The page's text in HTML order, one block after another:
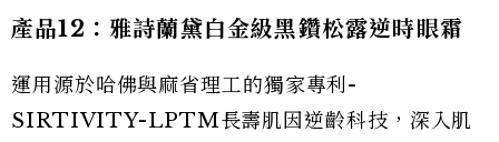
產品12：雅詩蘭黛白金級黑鑽松露逆時眼霜
運用源於哈佛與麻省理工的獨家專利-
SIRTIVITY-LPTM長壽肌因逆齡科技，深入肌